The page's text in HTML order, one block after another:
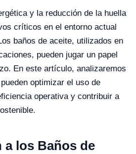
y la reducción de la huella
críticos en el entorno actual
baños de aceite, utilizados en
pueden jugar un papel
En este artículo, analizaremos
optimizar el uso de
operativa y contribuir a
los Baños de